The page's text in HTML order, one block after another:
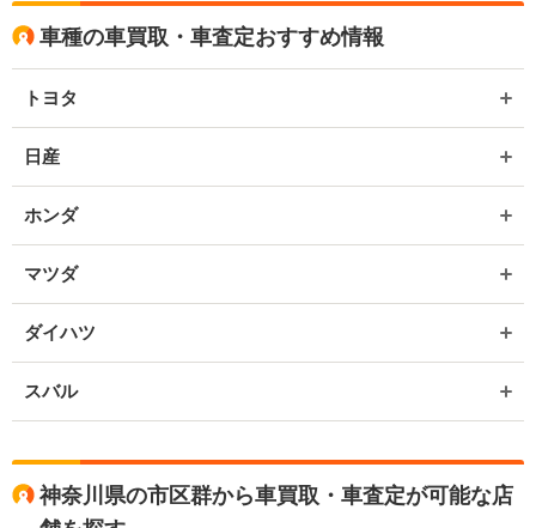
車種の車買取・車査定おすすめ情報
トヨタ
日産
ホンダ
マツダ
ダイハツ
スバル
神奈川県の市区群から車買取・車査定が可能な店